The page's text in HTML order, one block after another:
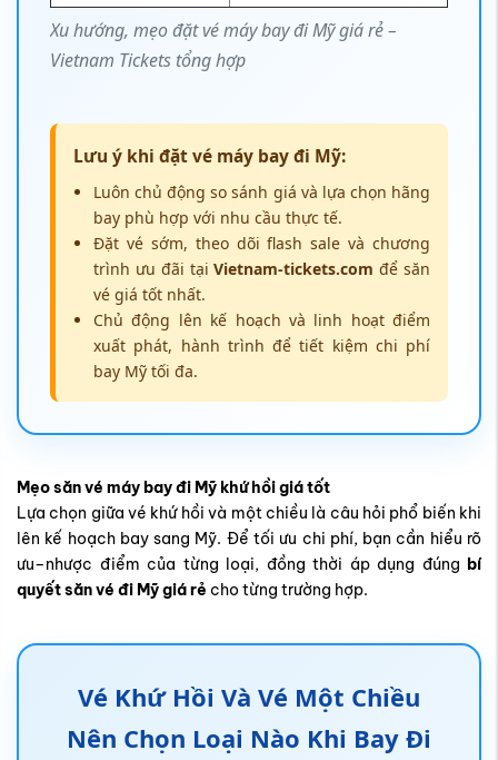
Xu hướng, mẹo đặt vé máy bay đi Mỹ giá rẻ –
Vietnam Tickets tổng hợp
Lưu ý khi đặt vé máy bay đi Mỹ:
Luôn chủ động so sánh giá và lựa chọn hãng
bay phù hợp với nhu cầu thực tế.
Đặt vé sớm, theo dõi flash sale và chương
trình ưu đãi tạiVietnam-tickets.com để săn
vé giá tốt nhất.
Chủ động lên kế hoạch và linh hoạt điểm
xuất phát, hành trình để tiết kiệm chi phí
bay Mỹ tối đa.
Mẹo săn vé máy bay đi Mỹ khứ hồi giá tốt
Lựa chọn giữa vé khứ hồi và một chiều là câu hỏi phổ biến khi
lên kế hoạch bay sang Mỹ. Để tối ưu chi phí, bạn cần hiểu rõ
ưu–nhược điểm của từng loại, đồng thời áp dụng đúng bí
quyết săn vé đi Mỹ giá rẻ cho từng trường hợp.
Vé Khứ Hồi Và Vé Một Chiều
Nên Chọn Loại Nào Khi Bay Đi